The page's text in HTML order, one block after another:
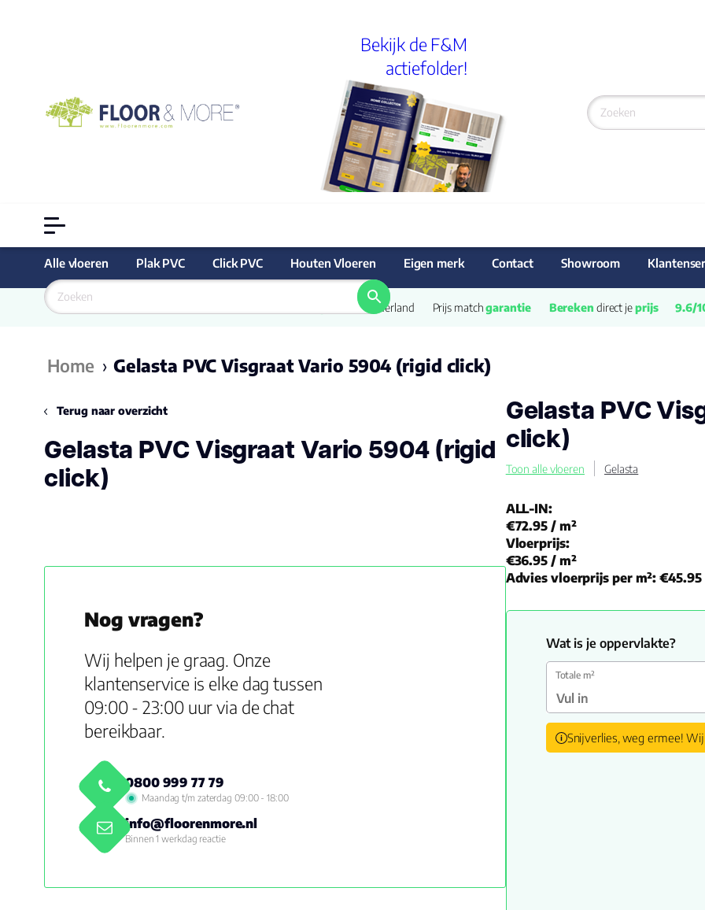
Bekijk de F&M
actiefolder!
Alle vloeren Plak PVC Click PVC Houten Vloeren Eigen merk Contact Showroom
van Nederland Prijs match garantie Bereken direct je prijs 9.6/
Home › Gelasta PVC Visgraat Vario 5904 (rigid click)
Terug naar overzicht
Gelasta PVC Visgraat Vario 5904 (rigid
click)
Nog vragen?
Wij helpen je graag. Onze
klantenservice is elke dag tussen
09:00 - 23:00 uur via de chat
bereikbaar.
0800 999 77 79
Maandag t/m zaterdag 09:00 - 18:00
info@floorenmore.nl
Binnen 1 werkdag reactie
Gelasta PVC
click)
Toon alle vloeren Gelasta
ALL-IN:
€72.95 / m²
Vloerprijs:
€36.95 / m²
Advies vloerprijs per m²: €45.95
Wat is je oppervlakte?
Totale m²
Snijverlies, weg ermee!